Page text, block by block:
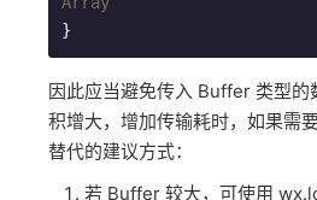
因此应当避免传入 Buffer 类型的
积增大，增加传输耗时，如果需
替代的建议方式：
若 Buffer 较大，可使用